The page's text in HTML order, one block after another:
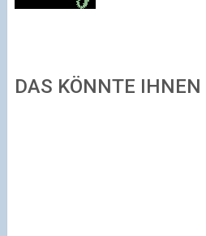
DAS KÖNNTE IHNEN